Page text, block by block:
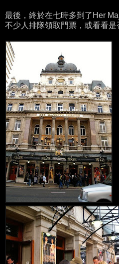
最後，終於在七時多到了Her
不少人排隊領取門票，或看看是